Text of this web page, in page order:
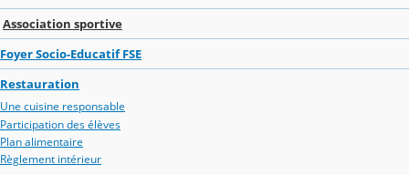
Association sportive
Foyer Socio-Educatif FSE
Restauration
Une cuisine responsable
Participation des élèves
Plan alimentaire
Règlement intérieur